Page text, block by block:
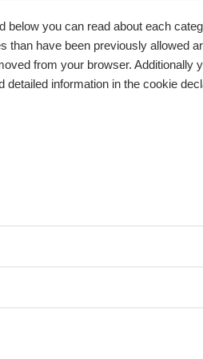
politiques de
philosophie. Elle a créé
l'immersion
dans un lieu
DES BUSINESS
de recherche
de recherche sur le
une transformation des
below you can read about each
than have been previously allowed
from your browser. Additionally
information in the cookie